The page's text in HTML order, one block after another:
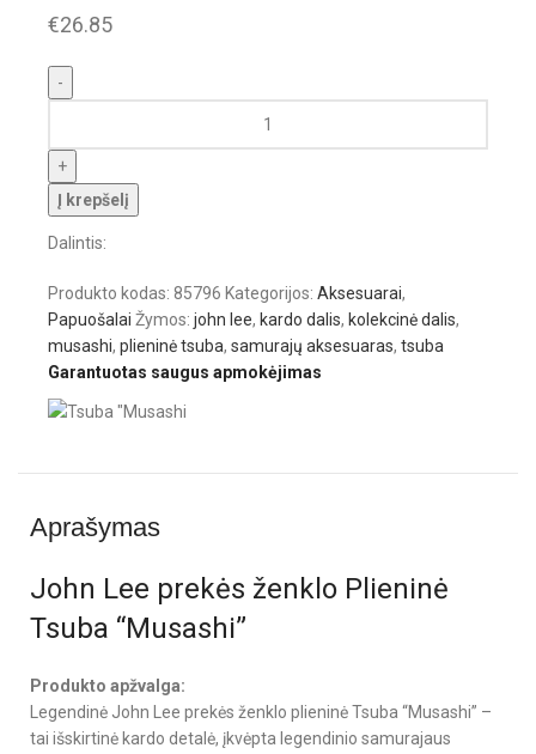
€26.85
Į krepšelį
Dalintis:
Produkto kodas: 85796 Kategorijos: Aksesuarai,
Papuošalai Žymos: john lee, kardo dalis, kolekcinė dalis,
musashi, plieninė tsuba, samurajų aksesuaras, tsuba
Garantuotas saugus apmokėjimas
Aprašymas
John Lee prekės ženklo Plieninė
Tsuba “Musashi”
Produkto apžvalga:
Legendinė John Lee prekės ženklo plieninė Tsuba “Musashi” –
tai išskirtinė kardo detalė, įkvėpta legendinio samurajaus